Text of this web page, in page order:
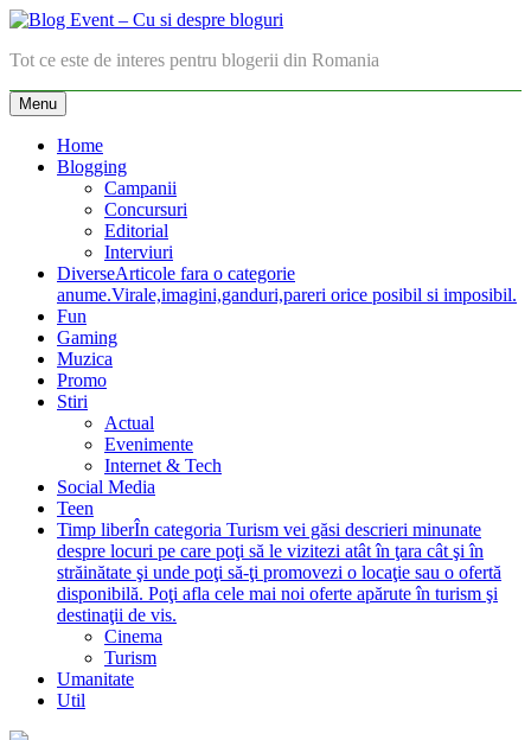
Skip
content
Blog Event – Cu si despre bloguri
Tot ce este de interes pentru blogerii din Romania
Menu
Home
Blogging
Campanii
Concursuri
Editorial
Interviuri
DiverseArticole fara o categorie
anume.Virale,imagini,ganduri,pareri orice posibil si imposibil.
Fun
Gaming
Muzica
Promo
Stiri
Actual
Evenimente
Internet & Tech
Social Media
Teen
Timp liberÎn categoria Turism vei găsi descrieri minunate
despre locuri pe care poţi să le vizitezi atât în ţara cât şi în
străinătate şi unde poţi să-ţi promovezi o locaţie sau o ofertă
disponibilă. Poţi afla cele mai noi oferte apărute în turism şi
destinaţii de vis.
Cinema
Turism
Umanitate
Util